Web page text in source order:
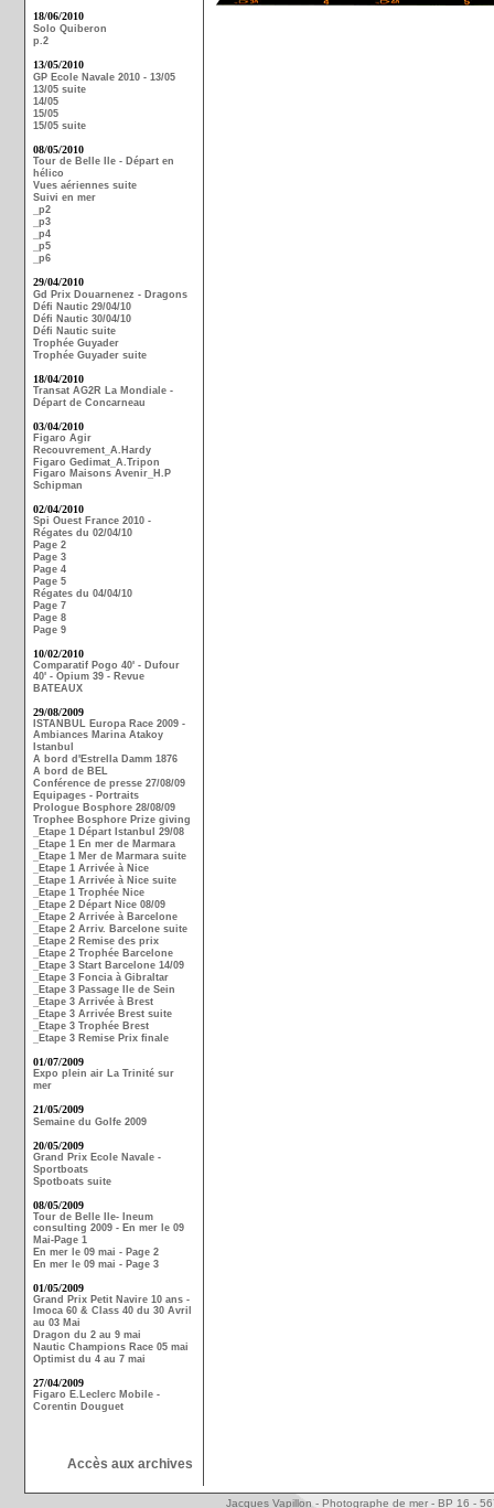
18/06/2010
Solo Quiberon
p.2
13/05/2010
GP Ecole Navale 2010 - 13/05
13/05 suite
14/05
15/05
15/05 suite
08/05/2010
Tour de Belle Ile - Départ en
hélico
Vues aériennes suite
Suivi en mer
_p2
_p3
_p4
_p5
_p6
29/04/2010
Gd Prix Douarnenez - Dragons
Défi Nautic 29/04/10
Défi Nautic 30/04/10
Défi Nautic suite
Trophée Guyader
Trophée Guyader suite
18/04/2010
Transat AG2R La Mondiale -
Départ de Concarneau
03/04/2010
Figaro Agir
Recouvrement_A.Hardy
Figaro Gedimat_A.Tripon
Figaro Maisons Avenir_H.P
Schipman
02/04/2010
Spi Ouest France 2010 -
Régates du 02/04/10
Page 2
Page 3
Page 4
Page 5
Régates du 04/04/10
Page 7
Page 8
Page 9
10/02/2010
Comparatif Pogo 40' - Dufour
40' - Opium 39 - Revue
BATEAUX
29/08/2009
ISTANBUL Europa Race 2009 -
Ambiances Marina Atakoy
Istanbul
A bord d'Estrella Damm 1876
A bord de BEL
Conférence de presse 27/08/09
Equipages - Portraits
Prologue Bosphore 28/08/09
Trophee Bosphore Prize giving
_Etape 1 Départ Istanbul 29/08
_Etape 1 En mer de Marmara
_Etape 1 Mer de Marmara suite
_Etape 1 Arrivée à Nice
_Etape 1 Arrivée à Nice suite
_Etape 1 Trophée Nice
_Etape 2 Départ Nice 08/09
_Etape 2 Arrivée à Barcelone
_Etape 2 Arriv. Barcelone suite
_Etape 2 Remise des prix
_Etape 2 Trophée Barcelone
_Etape 3 Start Barcelone 14/09
_Etape 3 Foncia à Gibraltar
_Etape 3 Passage Ile de Sein
_Etape 3 Arrivée à Brest
_Etape 3 Arrivée Brest suite
_Etape 3 Trophée Brest
_Etape 3 Remise Prix finale
01/07/2009
Expo plein air La Trinité sur
mer
21/05/2009
Semaine du Golfe 2009
20/05/2009
Grand Prix Ecole Navale -
Sportboats
Spotboats suite
08/05/2009
Tour de Belle Ile- Ineum
consulting 2009 - En mer le 09
Mai-Page 1
En mer le 09 mai - Page 2
En mer le 09 mai - Page 3
01/05/2009
Grand Prix Petit Navire 10 ans -
Imoca 60 & Class 40 du 30 Avril
au 03 Mai
Dragon du 2 au 9 mai
Nautic Champions Race 05 mai
Optimist du 4 au 7 mai
27/04/2009
Figaro E.Leclerc Mobile -
Corentin Douguet
Accès aux archives
Jacques Vapillon - Photographe de mer - BP 16 -